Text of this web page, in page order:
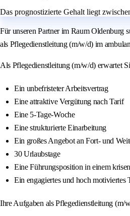
Das prognostizierte Gehalt liegt
Für unseren Partner im Raum Oldenburg
als Pflegedienstleitung (m/w/d) im
Als Pflegedienstleitung (m/w/d) erwartet
Ein unbefristeter Arbeitsvertrag
Eine attraktive Vergütung nach Tarif
Eine 5‑Tage-Woche
Eine strukturierte Einarbeitung
Ein großes Angebot an Fort- und
30 Urlaubstage
Eine Führungsposition in einem
Ein engagiertes und hoch motiviertes
Ihre Aufgaben als Pflegedienstleitung (m/